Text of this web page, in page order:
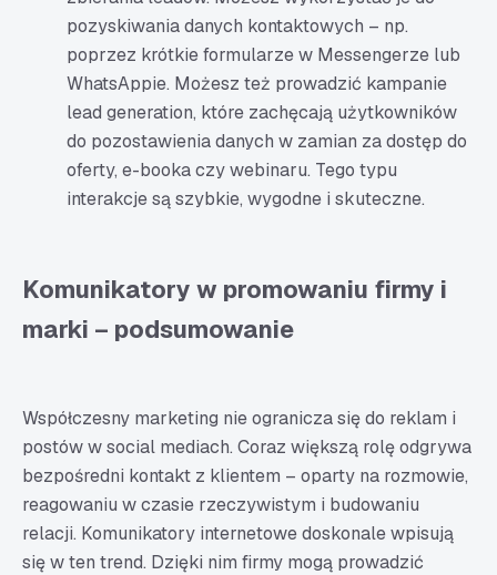
pozyskiwania danych kontaktowych – np.
poprzez krótkie formularze w Messengerze lub
WhatsAppie. Możesz też prowadzić kampanie
lead generation, które zachęcają użytkowników
do pozostawienia danych w zamian za dostęp do
oferty, e-booka czy webinaru. Tego typu
interakcje są szybkie, wygodne i skuteczne.
Komunikatory w promowaniu firmy i
marki – podsumowanie
Współczesny marketing nie ogranicza się do reklam i
postów w social mediach. Coraz większą rolę odgrywa
bezpośredni kontakt z klientem – oparty na rozmowie,
reagowaniu w czasie rzeczywistym i budowaniu
relacji. Komunikatory internetowe doskonale wpisują
się w ten trend. Dzięki nim firmy mogą prowadzić